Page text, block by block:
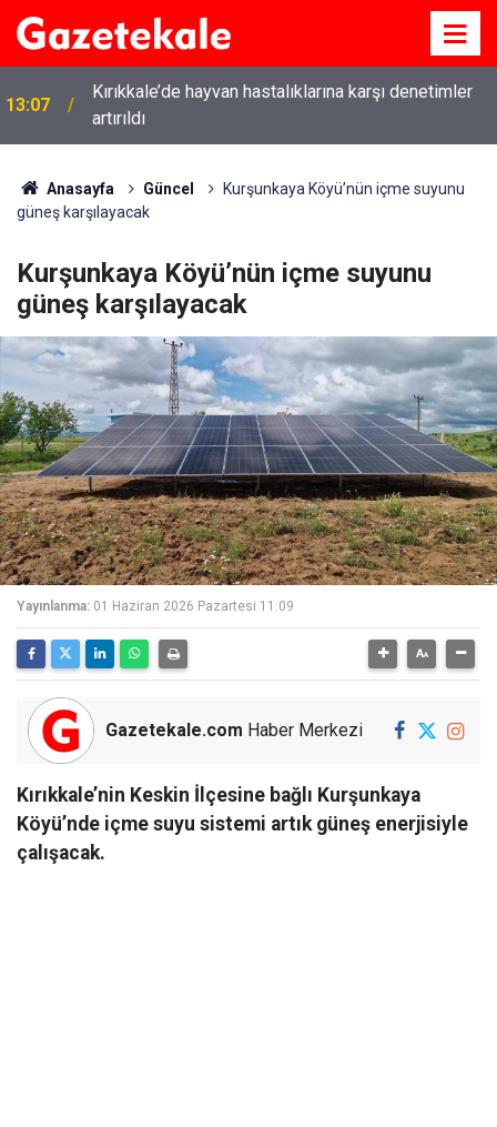
13:07
Kırıkkale’de hayvan hastalıklarına karşı denetimler
artırıldı
Anasayfa Güncel
Kurşunkaya Köyü’nün içme suyunu
güneş karşılayacak
Kurşunkaya Köyü’nün içme suyunu
güneş karşılayacak
Yayınlanma: 01 Haziran 2026 Pazartesi 11:09
Gazetekale.com Haber Merkezi
Kırıkkale’nin Keskin İlçesine bağlı Kurşunkaya
Köyü’nde içme suyu sistemi artık güneş enerjisiyle
çalışacak.